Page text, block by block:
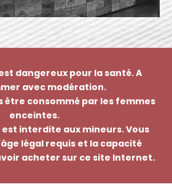
est dangereux pour la santé. A
avec modération.
être consommé par les femmes
enceintes.
est interdite aux mineurs. Vous
légal requis et la capacité
acheter sur ce site Internet.